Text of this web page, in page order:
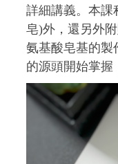
詳細講義。本課
皂)外，還另外
氨基酸皂基的製
的源頭開始掌握